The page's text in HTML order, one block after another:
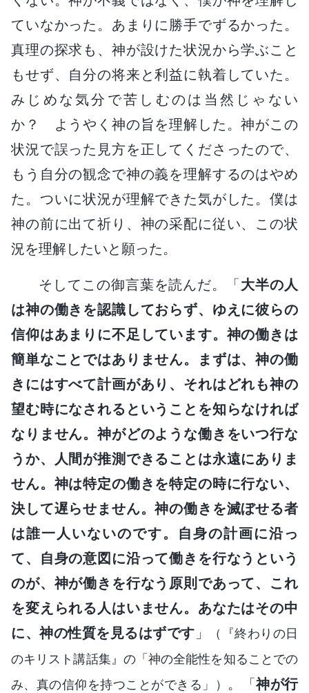
ていなかった。あまりに勝手でずるかった。
真理の探求も、神が設けた状況から学ぶこと
もせず、自分の将来と利益に執着していた。
みじめな気分で苦しむのは当然じゃない
か？ ようやく神の旨を理解した。神がこの
状況で誤った見方を正してくださったので、
もう自分の観念で神の義を理解するのはやめ
た。ついに状況が理解できた気がした。僕は
神の前に出て祈り、神の采配に従い、この状
況を理解したいと願った。
そしてこの御言葉を読んだ。「大半の人
は神の働きを認識しておらず、ゆえに彼らの
信仰はあまりに不足しています。神の働きは
簡単なことではありません。まずは、神の働
きにはすべて計画があり、それはどれも神の
望む時になされるということを知らなければ
なりません。神がどのような働きをいつ行な
うか、人間が推測できることは永遠にありま
せん。神は特定の働きを特定の時に行ない、
決して遅らせません。神の働きを滅ぼせる者
は誰一人いないのです。自身の計画に沿っ
て、自身の意図に沿って働きを行なうという
のが、神が働きを行なう原則であって、これ
を変えられる人はいません。あなたはその中
に、神の性質を見るはずです 」
（『終わりの日
のキリスト講話集』の「神の全能性を知ることでの
み、真の信仰を持つことができる」） 。「神が行